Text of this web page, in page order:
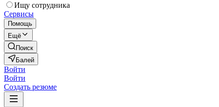
Ищу сотрудника
Сервисы
Помощь
Ещё
Поиск
Балей
Войти
Войти
Создать резюме